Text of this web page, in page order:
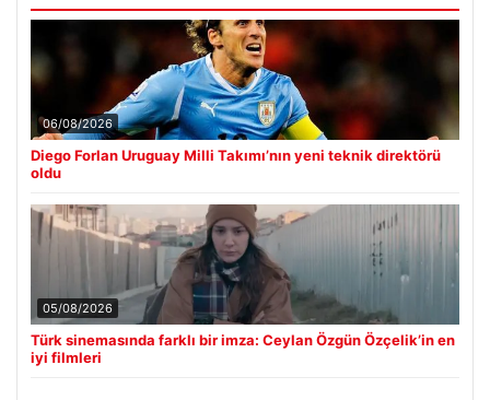
06/08/2026
Diego Forlan Uruguay Milli Takımı’nın yeni teknik direktörü
oldu
05/08/2026
Türk sinemasında farklı bir imza: Ceylan Özgün Özçelik’in en
iyi filmleri